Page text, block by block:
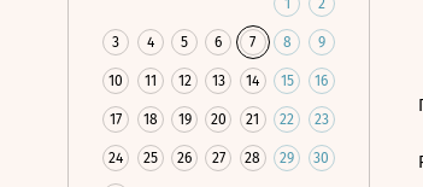
1 2
3 4 5 6 7 8 9
10 11 12 13 14 15 16
17 18 19 20 21 22 23
24 25 26 27 28 29 30